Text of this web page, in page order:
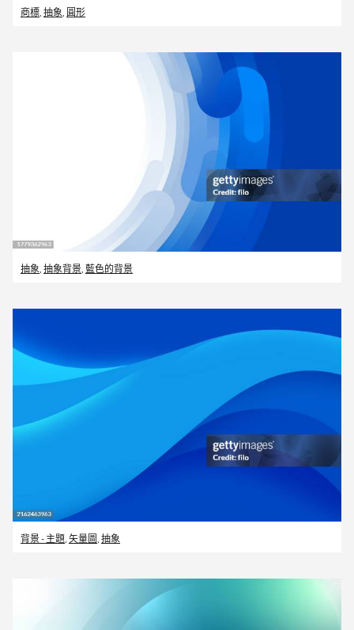
商標 抽象 圓形
抽象, 抽象背景, 藍色的背景
背景 - 主題 矢量圖 抽象